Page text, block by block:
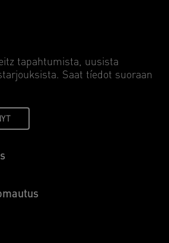
tapahtumista, uusista
Saat tíedot suoraan